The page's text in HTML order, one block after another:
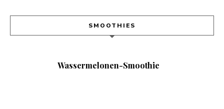
SMOOTHIES
Wassermelonen-Smoothie